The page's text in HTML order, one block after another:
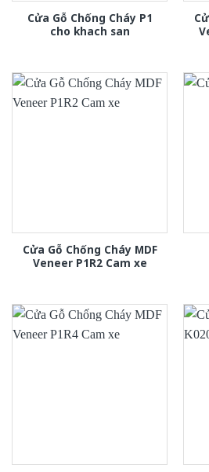
Cửa Gỗ Chống Cháy P1
cho khach san
Cửa Gỗ Chống Cháy MDF
Veneer P1R2 Cam xe